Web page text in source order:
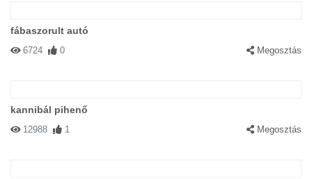
fábaszorult autó
6724 0 Megosztás
kannibál pihenő
12988 1 Megosztás